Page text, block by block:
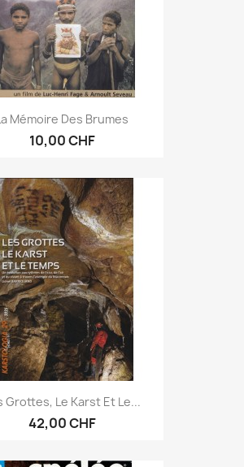
Mémoire Des Brumes
10,00 CHF
Grottes, Le Karst Et Le...
42,00 CHF